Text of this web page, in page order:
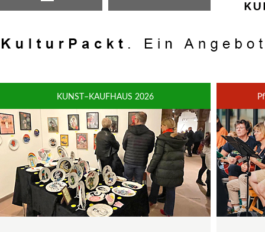
KulturPackt.Ein
KUNST–KAUFHAUS 2026